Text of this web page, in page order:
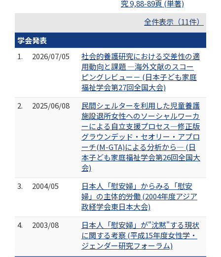
究 9,88-89頁 (単著)
全件表示（11件）
学会発表
1.
2026/07/05
社会的養護研究における交差性の適
用動向と課題 ―海外文献のスコー
ピングレビュー－ (日本子ども家庭
福祉学会第27回全国大会)
2.
2025/06/08
民間シェルターを利用した児童養護
施設退所女性へのソーシャルワーカ
ーによる自立支援プロセス―修正版
グラウンデッド・セオリー・アプロ
ーチ(M-GTA)による分析から― (日
本子ども家庭福祉学会第26回全国大
会)
3.
2004/05
日本人「慰安婦」からみる「慰安
婦」の主体的労働 (2004年度アジア
政経学会東日本大会)
4.
2003/08
日本人「慰安婦」が"沈黙"する現状
に関する考察 (平成15年度女性学・
ジェンダー研究フォーラム)